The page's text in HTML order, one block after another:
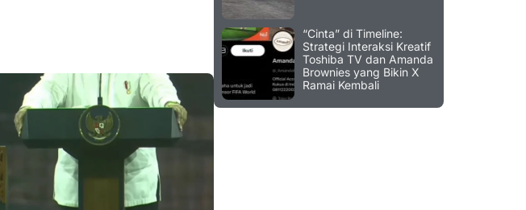
“Cinta” di Timeline:
Strategi Interaksi Kreatif
Toshiba TV dan Amanda
Brownies yang Bikin X
Ramai Kembali